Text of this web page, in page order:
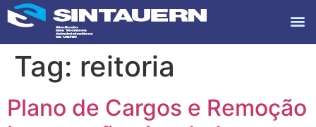
Tag: reitoria
Plano de Cargos e Remoção